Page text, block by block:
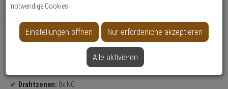
Datenblatt drucken
Produktinformationen
Relaismodul
VSÖ, INCERT, F&P, NCP
Drahtzonen: 8x NC
notwendige Cookies.
Einstellungen öffnen Nur erforderliche akzeptieren
Alle aktivieren